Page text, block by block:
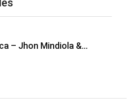
– Juanse Rivero y